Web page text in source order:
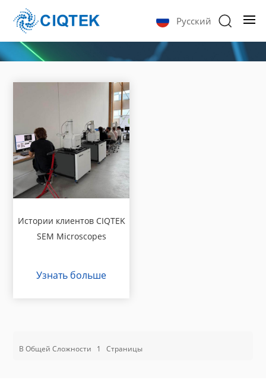
Русский
Истории клиентов CIQTEK
SEM Microscopes
Узнать больше
В Общей Сложности 1 Страницы